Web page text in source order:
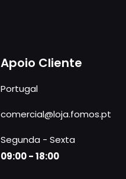
Apoio Cliente
Portugal
comercial@loja.fomos.pt
Segunda - Sexta
09:00 - 18:00